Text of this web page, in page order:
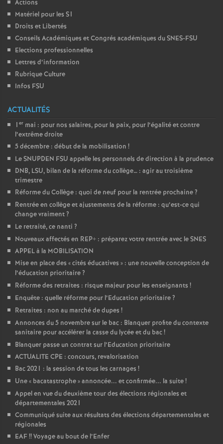
Actions
Matériel pour les S1
Droits et Libertés
Conseils Académiques et Congrés académiques du SNES-FSU
Elections professionnelles
Lettres d’information
Rubrique Culture
Infos FSU
ACTUALITÉS
1 er mai : pour nos salaires, pour la paix, pour l’égalité et contre
l’extrême droite
5 décembre : début de la mobilisation !
Le SNUPDEN FSU appelle les personnels de direction à la prudence
DNB, LSU, bilan de la réforme du collège… : agir au troisième
trimestre
Réforme du Collège : quoi de neuf pour la rentrée prochaine?
Rentrée en collège et ajustements de la réforme : qu’est-ce qui
change vraiment?
Le retraité, ce nanti ?
Nouveaux affectés en REP+ : préparez votre rentrée avec le SNES
APPEL à la MOBILISATION
Mise en place des «cités éducatives » : une nouvelle conception de
l’éducation prioritaire?
Réforme des retraites : risque majeur pour les enseignants !
Enquête : quelle réforme pour l’Education prioritaire?
Retraites : non au marché de dupes !
Annonces du 5 novembre sur le bac : Blanquer profite du contexte
sanitaire pour accélérer la casse du lycée et du bac!
Blanquer passe un contrat sur l’Education prioritaire
ACTUALITE CPE : concours, revalorisation
Bac 2021 : la session de tous les carnages !
Une « bacatastrophe» annoncée... et confirmée... la suite!
Appel en vue du deuxième tour des élections régionales et
départementales 2021
Communiqué suite aux résultats des élections départementales et
régionales
EAF!! Voyage au bout de l’Enfer